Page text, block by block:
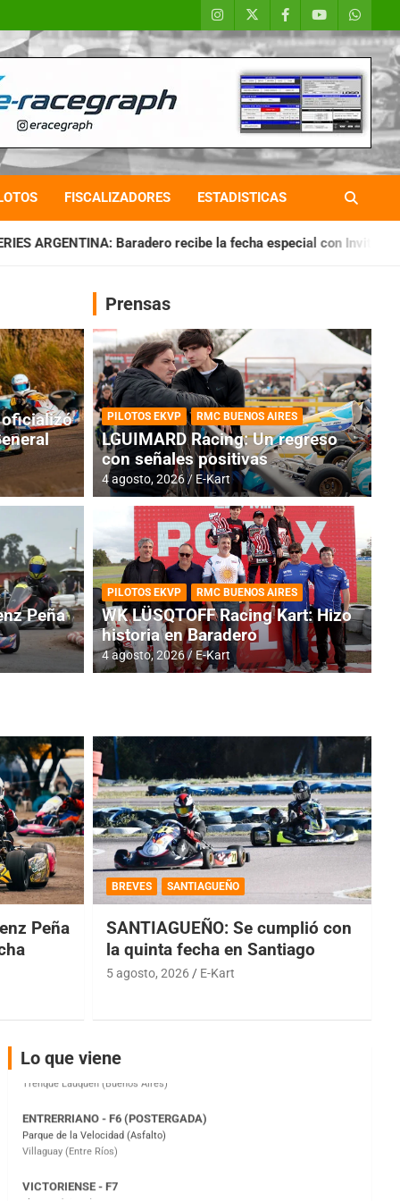
FISCALIZADORES ESTADISTICAS
recibe la fecha especial con Invitados CHAQUEÑO
RMC BUENOS AIRES
Cerró una jornada
oficializó
Peña
Prensas
PILOTOS EKVP RMC BUENOS AIRES
LGUIMARD Racing: Un regreso
con señales positivas
4 agosto, 2026 E-Kart
PILOTOS EKVP RMC BUENOS AIRES
WK LÜSQTOFF Racing Kart: Hizo
historia en Baradero
4 agosto, 2026 E-Kart
Peña
BREVES SANTIAGUEÑO
SANTIAGUEÑO: Se cumplió con
la quinta fecha en Santiago
5 agosto, 2026 E-Kart
Lo que viene
COBERTURA ESPECIAL DE E-KART.COM.AR
08/09-AGO
IAME SERIES ARGENTINA 6
Ramiro Tot (Asfalto)
Baradero (Buenos Aires)
Parque de la Velocidad (Asfalto)
Villaguay (Entre Ríos)
El Cerro (Tierra)
Victoria (Entre Ríos)
Moto Club Reginense (Tierra)